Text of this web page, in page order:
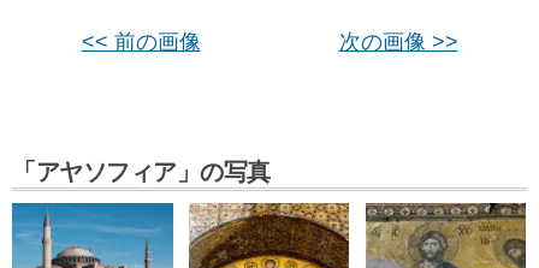
<< 前の画像 次の画像 >>
「アヤソフィア」の写真